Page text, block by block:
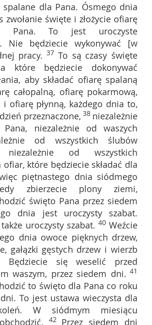
spalane dla Pana. Ósmego dnia
zwołanie święte i złożycie ofiarę
Pana. To jest uroczyste
Nie będziecie wykonywać [w
pracy. 37 To są czasy święte
które będziecie dokonywać
aby składać ofiarę spalaną
całopalną, ofiarę pokarmową,
ofiarę płynną, każdego dnia to,
przeznaczone, 38 niezależnie
niezależnie od waszych
od wszystkich ślubów
od wszystkich
które będziecie składać dla
piętnastego dnia siódmego
zbierzecie plony ziemi,
święto Pana przez siedem
dnia jest uroczysty szabat.
uroczysty szabat. 40Weźcie
dnia owoce pięknych drzew,
gałązki gęstych drzew i wierzb
Będziecie się weselić przed
waszym, przez siedem dni. 41
to święto dla Pana co roku
To jest ustawa wieczysta dla
W siódmym miesiącu
42 Przez siedem dni